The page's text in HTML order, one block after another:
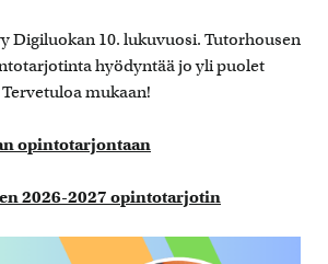
Digiluokan 10. lukuvuosi. Tutorhousen
hyödyntää jo yli puolet
mukaan!
opintotarjontaan
2026-2027 opintotarjotin